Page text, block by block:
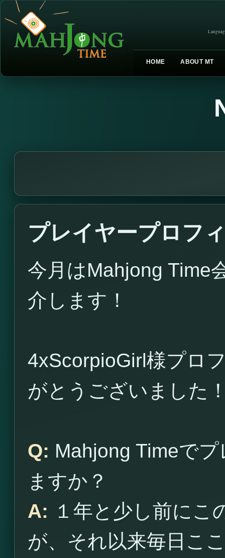
HOME ABOUT MT
プレイヤープロフ
今月はMahjong Time
介します！
4xScorpioGirl様プロ
がとうございました
Q: Mahjong Timeで
ますか？
A: １年と少し前にこ
が、それ以来毎日こ